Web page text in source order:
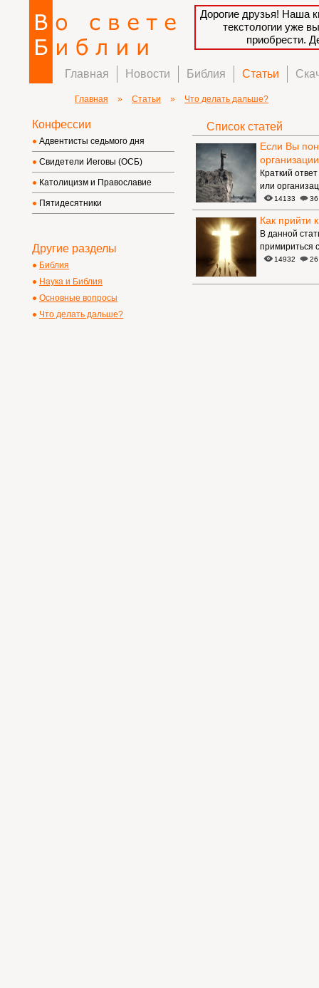
Дорогие друзья! Наша
текстологии уже
приобрести.
Главная Новости Библия Статьи
Главная » Статьи » Что делать дальше?
Список статей
Если Вы
Краткий
или
14133 36
Как прийти
В данной
примириться
14932 26
Конфессии
Адвентисты седьмого дня
Свидетели Иеговы (ОСБ)
Католицизм и Православие
Пятидесятники
Другие разделы
Библия
Наука и Библия
Основные вопросы
Что делать дальше?